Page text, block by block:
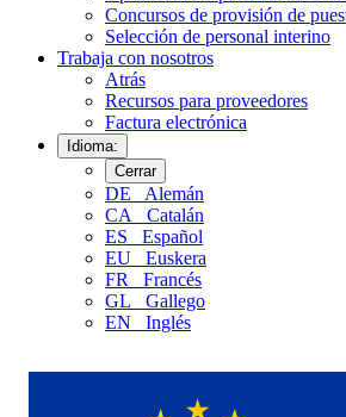
Concursos de provisión de
Selección de personal interino
Trabaja con nosotros
Atrás
Recursos para proveedores
Factura electrónica
Idioma:
Cerrar
DE
Alemán
CA
Catalán
ES
Español
EU
Euskera
FR
Francés
GL
Gallego
EN
Inglés